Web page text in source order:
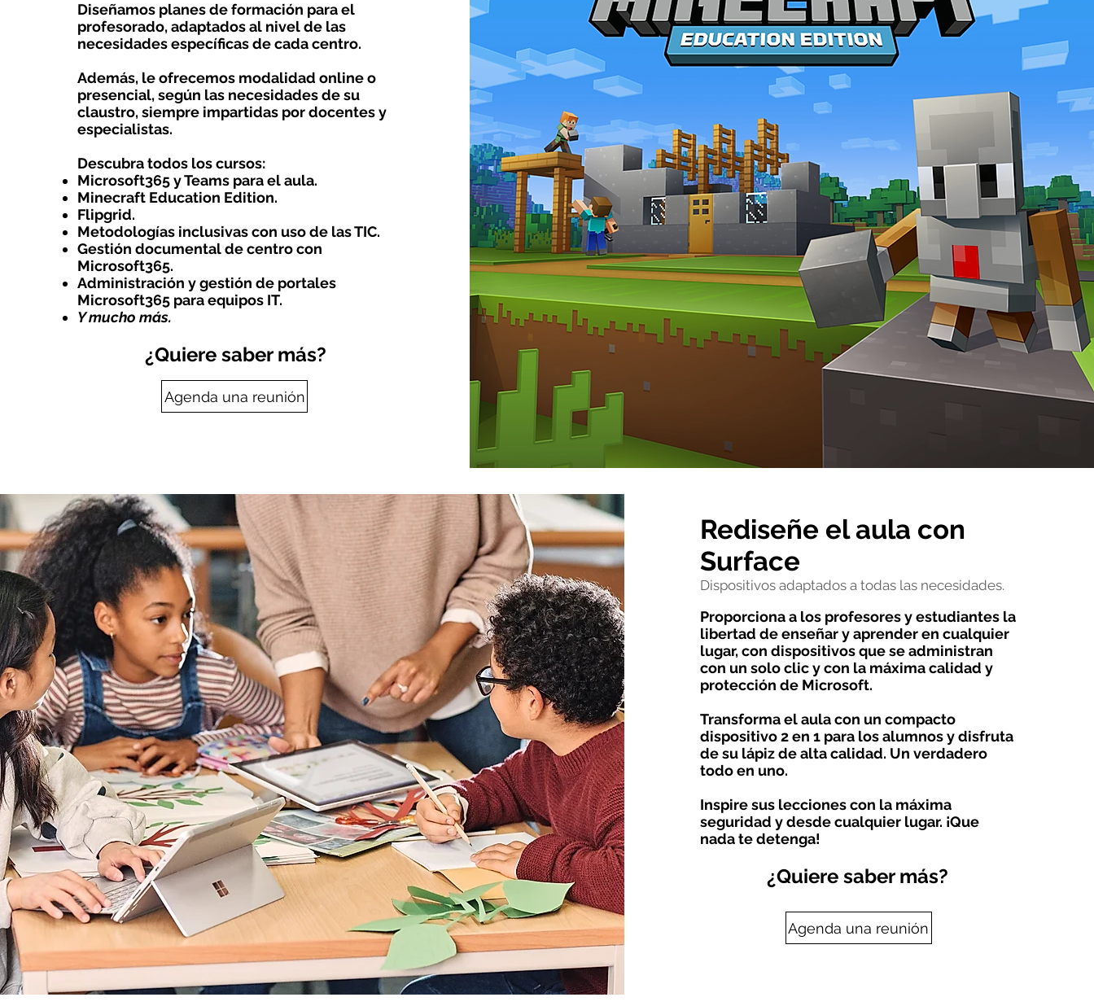
Diseñamos planes de formación para el
profesorado, adaptados al nivel de las
necesidades específicas de cada centro.
Además, le ofrecemos modalidad online o
presencial, según las necesidades de su
claustro, siempre impartidas por docentes y
especialistas.
Descubra todos los cursos:
Microsoft365 y Teams para el aula.
Minecraft Education Edition.
Flipgrid.
Metodologías inclusivas con uso de las TIC.
Gestión documental de centro con
Microsoft365.
Administración y gestión de portales
Microsoft365 para equipos IT.
Y mucho más.
¿Quiere saber más?
Agenda una reunión
Rediseñe el aula con
Surface
Dispositivos adaptados a todas las necesidades.
Proporciona a los profesores y estudiantes la
libertad de enseñar y aprender en cualquier
lugar, con dispositivos que se administran
con un solo clic y con la máxima calidad y
protección de Microsoft.
Transforma el aula con un compacto
dispositivo 2 en 1 para los alumnos y disfruta
de su lápiz de alta calidad. Un verdadero
todo en uno.
Inspire sus lecciones con la máxima
seguridad y desde cualquier lugar. ¡Que
nada te detenga!
¿Quiere saber más?
Agenda una reunión